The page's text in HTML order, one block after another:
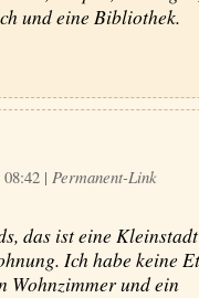
und eine Bibliothek.
| Permanent-Link
das ist eine
Ich habe keine
Wohnzimmer und ein